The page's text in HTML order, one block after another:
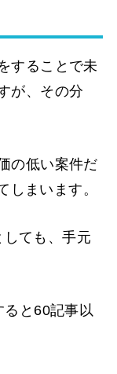
することで未
が、その分
の低い案件だ
しまいます。
ても、手元
と60記事以